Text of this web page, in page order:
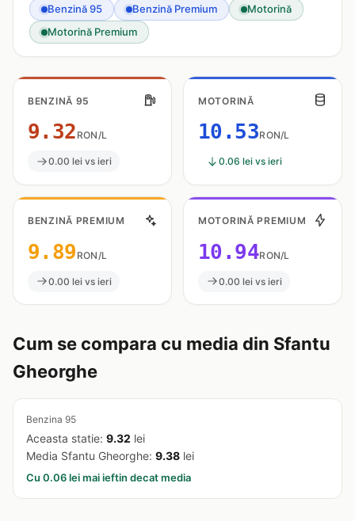
Benzină 95 Benzină Premium
Motorină
Motorină Premium
BENZINĂ 95
9.32 RON/L
0.00 lei vs ieri
MOTORINĂ
10.53RON/L
0.06 lei vs ieri
BENZINĂ PREMIUM
9.89 RON/L
0.00 lei vs ieri
MOTORINĂ PREMIUM
10.94RON/L
0.00 lei vs ieri
Cum se compara cu media din Sfantu
Gheorghe
Benzina 95
Aceasta statie: 9.32 lei
Media Sfantu Gheorghe: 9.38 lei
Cu 0.06 lei mai ieftin decat media